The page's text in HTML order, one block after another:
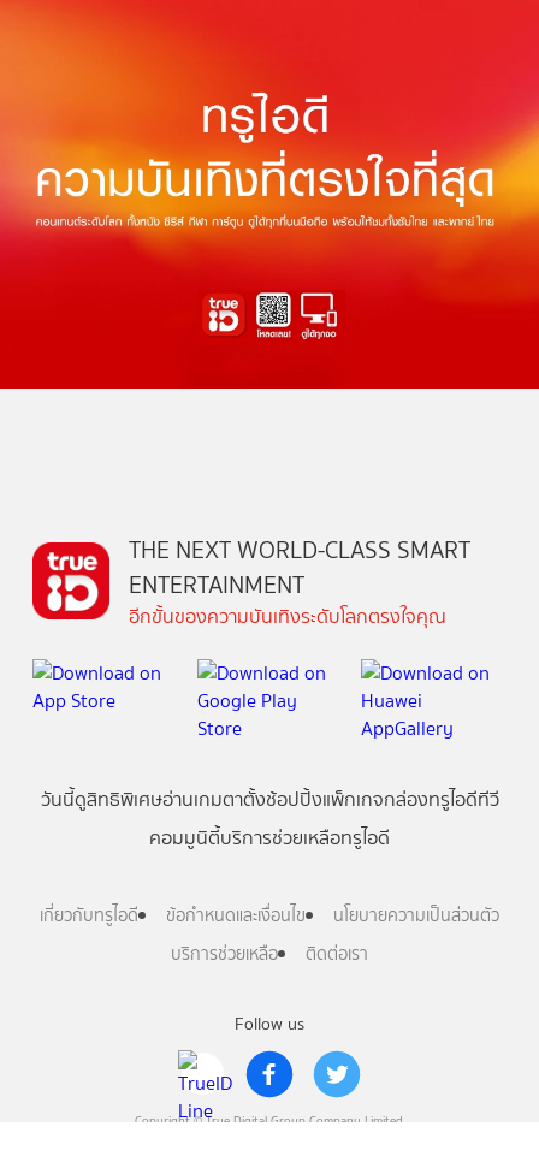
Follow us
Copyright © True Digital Group Company Limited.
THE NEXT WORLD-CLASS SMART
ENTERTAINMENT
อีกขั้นของความบันเทิงระดับโลกตรงใจคุณ
วันนี้ดูสิทธิพิเศษอ่านเกมตาตั้งช้อปปิ้งแพ็กเกจกล่องทรูไอดีทีวี
คอมมูนิตี้บริการช่วยเหลือทรูไอดี
เกี่ยวกับทรูไอดี ข้อกำหนดและเงื่อนไข
นโยบายความเป็นส่วนตัว
บริการช่วยเหลือ
ติดต่อเรา